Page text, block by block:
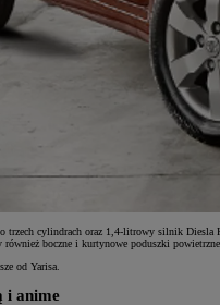
cylindrach oraz 1,4-litrowy silnik Diesla
również boczne i kurtynowe poduszki
od Yarisa.
i anime